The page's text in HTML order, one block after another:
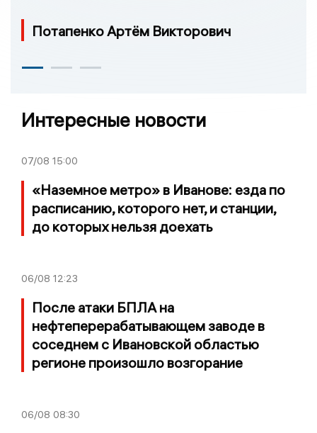
Потапенко Артём Викторович
Интересные новости
07/08 15:00
«Наземное метро» в Иванове: езда по
расписанию, которого нет, и станции,
до которых нельзя доехать
06/08 12:23
После атаки БПЛА на
нефтеперерабатывающем заводе в
соседнем с Ивановской областью
регионе произошло возгорание
06/08 08:30